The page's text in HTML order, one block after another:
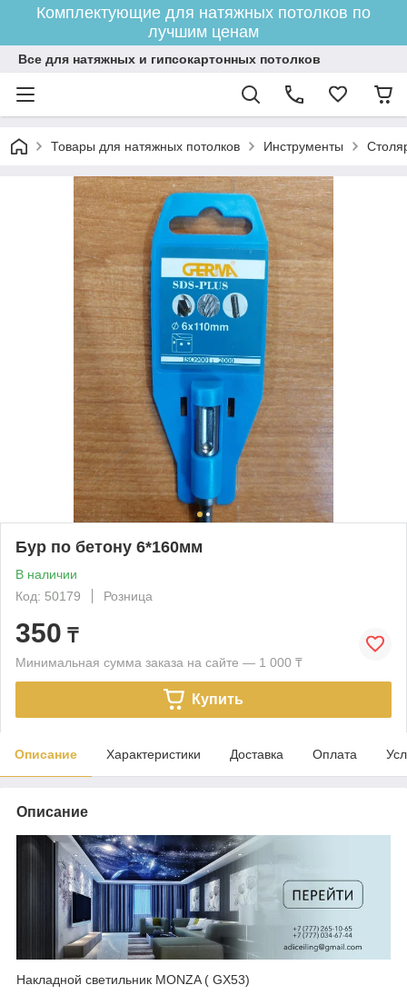
Комплектующие для натяжных потолков по
лучшим ценам
Все для натяжных и гипсокартонных потолков
Товары для натяжных потолков Инструменты
Бур по бетону 6*160мм
В наличии
Код: 50179
Розница
350 ₸
Минимальная сумма заказа на сайте — 1 000 ₸
Купить
Описание Характеристики Доставка Оплата
Описание
Накладной светильник MONZA ( GX53)